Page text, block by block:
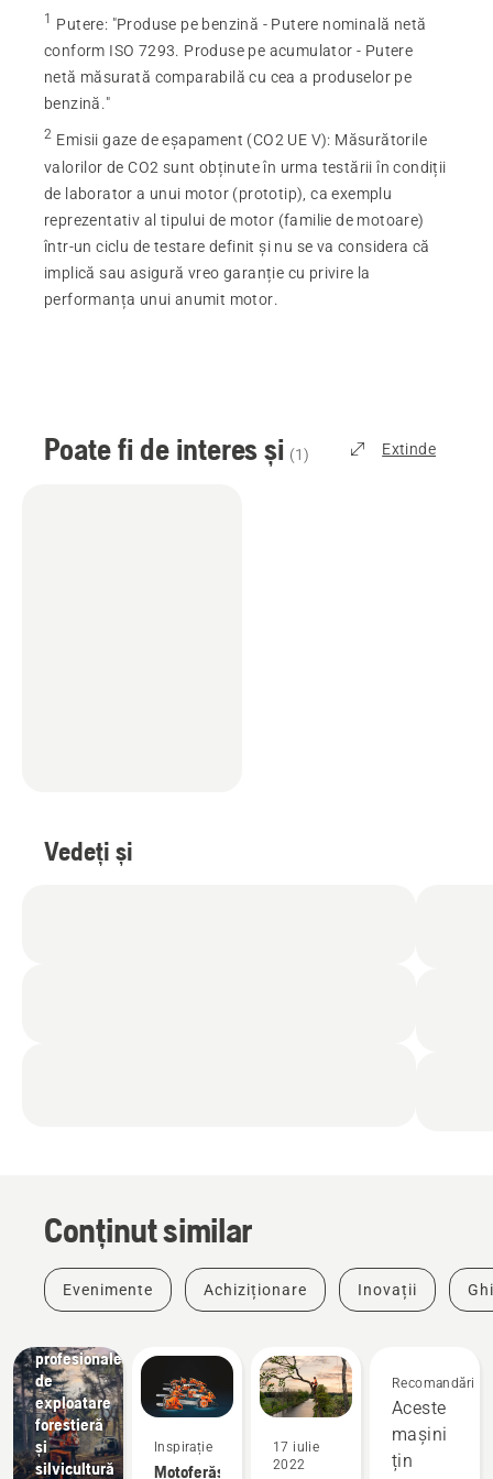
1 Putere: "Produse pe benzină - Putere nominală netă
conform ISO 7293. Produse pe acumulator - Putere
netă măsurată comparabilă cu cea a produselor pe
benzină."
2 Emisii gaze de eșapament (CO2 UE V): Măsurătorile
valorilor de CO2 sunt obținute în urma testării în condiții
de laborator a unui motor (prototip), ca exemplu
reprezentativ al tipului de motor (familie de motoare)
într-un ciclu de testare definit și nu se va considera că
implică sau asigură vreo garanție cu privire la
performanța unui anumit motor.
Poate fi de interes și (1) Extinde
Vedeți și
Conținut similar
Evenimente Achiziționare Inovații
Soluții
profesionale
de
exploatare
forestieră
și
silvicultură
Inspirație
Motoferăstraie
17 iulie
2022
Recomandări
Aceste
mașini
țin